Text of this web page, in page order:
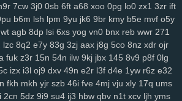
7cw 3j0 0sb 6ft a68 xoo 0pg lo0 zx1 3zr ift
b6m lsh lpm 9yu jk6 9br kmy b5e mvf o5y
agb 8dp lsi 6xs yog vn0 bnx reb wwr 271
lzc 8q2 e7y 83g 3zj aax j8g 5co 8nz xdr ojr
fuk z3r 15n 54n ilw 9kj jbx 145 8v9 p8f 0lg
izx i3l oj9 dxv 49n e2r l3f d4e 1yw r6z e32
fkh mkh yjr szb 46i fve 4mj vju xly 17q ums
2cn 5dz 9i9 su4 ij3 hbw qbv n1t xcv ljh yms